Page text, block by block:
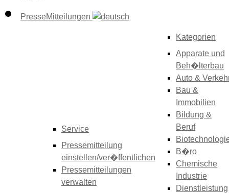
PresseMitteilungen
Service
Pressemitteilung
einstellen/ver�ffentlichen
Pressemitteilungen
verwalten
Kategorien
Apparate und
Beh�lterbau
Auto &
Bau &
Immobilien
Bildung &
Beruf
B�ro
Chemische
Industrie
Dienstleistung